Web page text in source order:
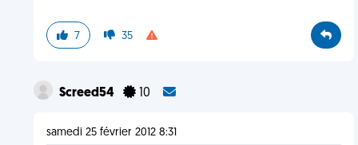
7 35
Screed54 10
samedi 25 février 2012 8:31